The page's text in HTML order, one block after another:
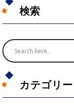
検索
カテゴリー